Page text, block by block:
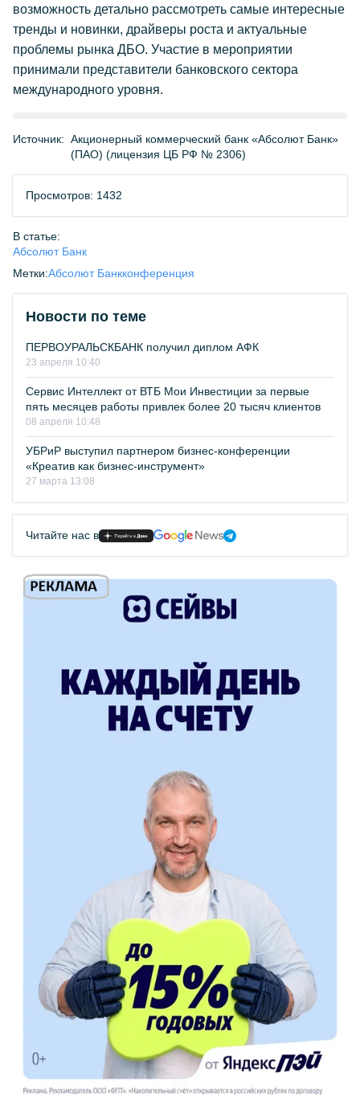
возможность детально рассмотреть самые интересные
тренды и новинки, драйверы роста и актуальные
проблемы рынка ДБО. Участие в мероприятии
принимали представители банковского сектора
международного уровня.
Источник: Акционерный коммерческий банк «Абсолют Банк»
(ПАО) (лицензия ЦБ РФ № 2306)
Просмотров: 1432
В статье:
Абсолют Банк
Метки:Абсолют Банкконференция
Новости по теме
ПЕРВОУРАЛЬСКБАНК получил диплом АФК
23 апреля 10:40
Сервис Интеллект от ВТБ Мои Инвестиции за первые
пять месяцев работы привлек более 20 тысяч клиентов
08 апреля 10:48
УБРиР выступил партнером бизнес-конференции
«Креатив как бизнес-инструмент»
27 марта 13:08
Читайте нас в